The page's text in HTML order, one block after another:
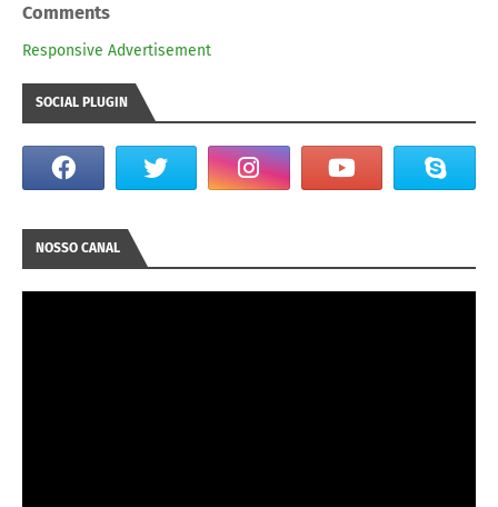
Comments
Responsive Advertisement
SOCIAL PLUGIN
NOSSO CANAL